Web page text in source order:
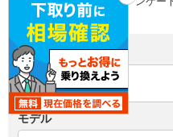
年5月）
メーカー
モデル